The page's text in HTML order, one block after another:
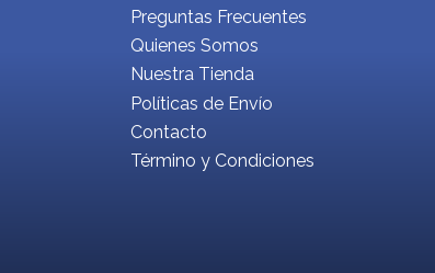
Preguntas Frecuentes
Quienes Somos
Nuestra Tienda
Políticas de Envío
Contacto
Término y Condiciones